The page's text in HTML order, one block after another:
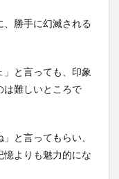
勝手に幻滅される
」と言っても、印象
は難しいところで
と言ってもらい、
よりも魅力的にな